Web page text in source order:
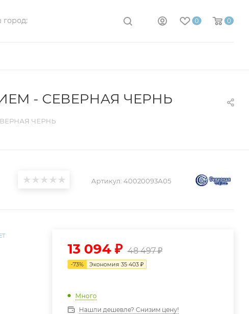
город: 0 0
- СЕВЕРНАЯ ЧЕРНЬ
ЧЕРНЬ
Артикул: 40020093А05
13 094₽ 48 497₽
-73% Экономия 35 403₽
Много
Нашли дешевле? Снизим цену!